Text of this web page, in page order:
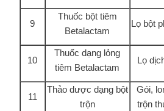
9
Thuốc bột tiêm
Betalactam
Lọ bột
10
Thuốc dạng lỏng
tiêm Betalactam
Lọ
11
Thảo dược dạng bột
trộn
Gói,
trộn